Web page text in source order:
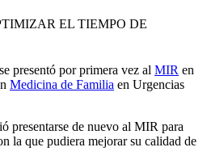
EL TIEMPO DE
presentó por primera vez al MIR en
Medicina de Familia en Urgencias
presentarse de nuevo al MIR para
la que pudiera mejorar su calidad de